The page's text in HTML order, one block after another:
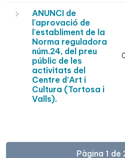
ANUNCI de
l'aprovació de
l'establiment de la
Norma reguladora
núm.24, del preu
públic de les
activitats del
Centre d’Art i
Cultura (Tortosa i
Valls).
Pàgina 1 de